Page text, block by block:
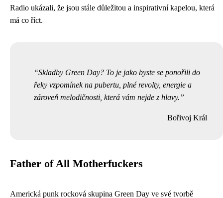
Radio ukázali, že jsou stále důležitou a inspirativní kapelou, která
má co říct.
Skladby Green Day? To je jako byste se ponořili do
řeky vzpomínek na pubertu, plné revolty, energie a
zároveň melodičnosti, která vám nejde z hlavy.
Bořivoj Král
Father of All Motherfuckers
Americká punk rocková skupina Green Day ve své tvorbě